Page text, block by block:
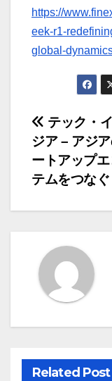
https://
eek-r1-
global-
投
稿
ナ
ビ
ゲ
ー
シ
ョ
ン
テック・
ジア – アジ
ートアップ
テムをつなぐ
Related Post